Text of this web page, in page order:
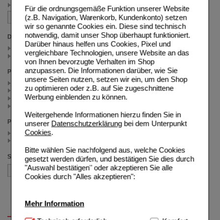
Für die ordnungsgemäße Funktion unserer Website
(z.B. Navigation, Warenkorb, Kundenkonto) setzen
wir so genannte Cookies ein. Diese sind technisch
notwendig, damit unser Shop überhaupt funktioniert.
Darüber hinaus helfen uns Cookies, Pixel und
vergleichbare Technologien, unsere Website an das
von Ihnen bevorzugte Verhalten im Shop
anzupassen. Die Informationen darüber, wie Sie
unsere Seiten nutzen, setzen wir ein, um den Shop
zu optimieren oder z.B. auf Sie zugeschnittene
Werbung einblenden zu können.
Weitergehende Informationen hierzu finden Sie in
unserer Datenschutzerklärungbei dem Unterpunkt
Cookies.
Bitte wählen Sie nachfolgend aus, welche Cookies
gesetzt werden dürfen, und bestätigen Sie dies durch
"Auswahl bestätigen" oder akzeptieren Sie alle
Cookies durch "Alles akzeptieren":
Mehr Information
Durex Banner (1)
Darreichungsform
Gel (2)
Kondome (2)
Packungsgröße
2X10 St (1)
250 ml (1)
100 ml (1)
Preis
< 12.50 (2)
Sortieren nach